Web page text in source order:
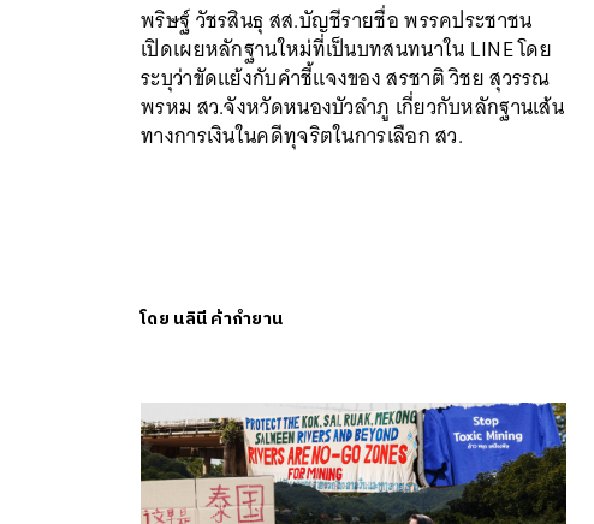
พริษฐ์ วัชรสินธุ สส.บัญชีรายชื่อ พรรคประชาชน
เปิดเผยหลักฐานใหม่ที่เป็นบทสนทนาใน LINE โดย
ระบุว่าขัดแย้งกับคำชี้แจงของ สรชาติ วิชย สุวรรณ
พรหม สว.จังหวัดหนองบัวลำภู เกี่ยวกับหลักฐานเส้น
ทางการเงินในคดีทุจริตในการเลือก สว.
โดย นลินี ค้ากำยาน